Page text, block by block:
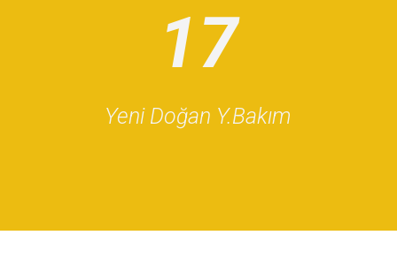
17
Yeni Doğan Y.Bakım